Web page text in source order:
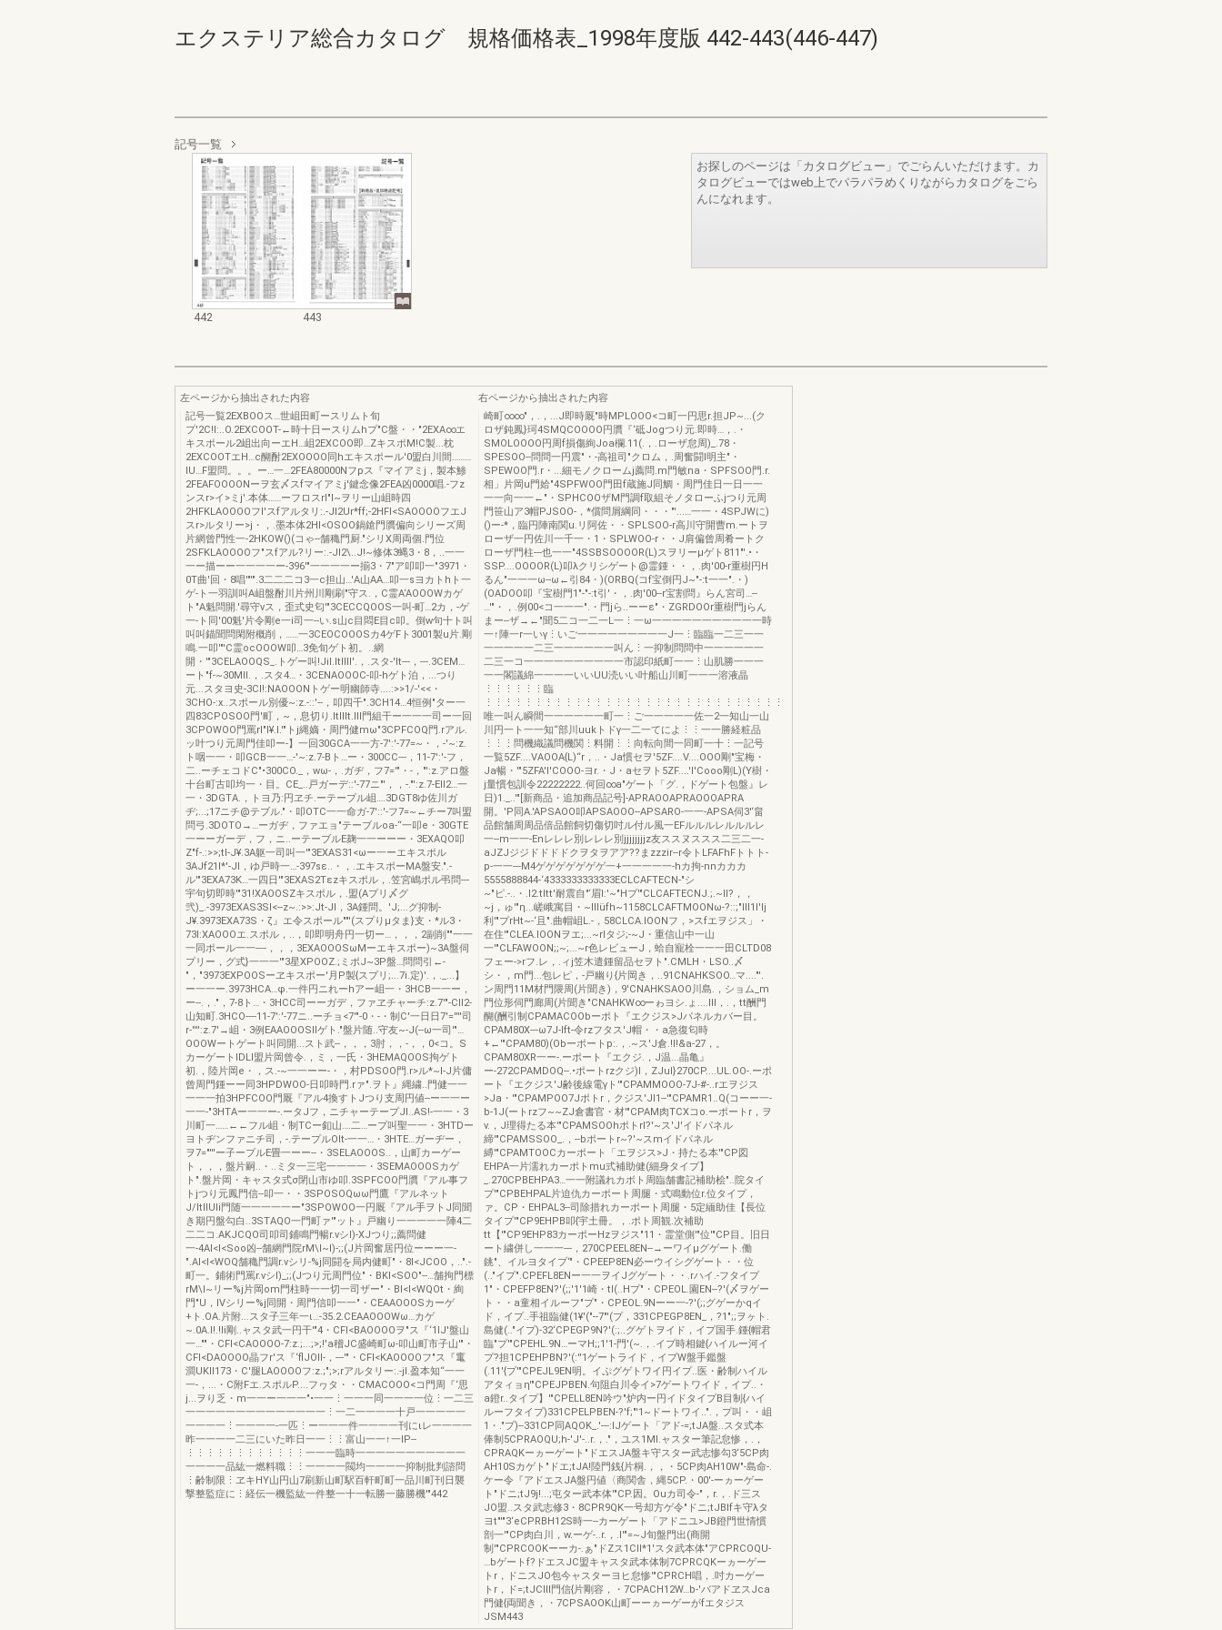
エクステリア総合カタログ 規格価格表_1998年度版 442-443(446-447)
記号一覧
442 443
お探しのページは「カタログビュー」でごらんいただけます。カ
タログビューではweb上でパラパラめくりながらカタログをごら
んになれます。
左ページから抽出された内容
記号一覧2EXBOOス…世岨田町ースリムト旬
プ'2C!I:..O.2EXCOOT-←時十日ースりムhプ"C盤・・"2EXA∞エ
キスポール2岨出向ーエH…岨2EXCOO即…ZキスポM!C製...枕
2EXCOOTエH…c醐酎2EXOOOO同hエキスポール'0盟白川間………
IU…F盟問。。。ー…一…2FEA80000Nフpス『マイアミj，製本鯵
2FEAFOOOONーヲ玄〆スfマイアミj'鍵念像2FEA凶0000唱.-フz
ンスr>イ>ミj'.本体……ーフロスrl"I~ヲリー山岨時四
2HFKLAOOOOフI'スfアルタリ:.-Jl2Ur*ff;-2HFI<SAOOOOフエJ
スr>ルタリー>j・，.墨本体2HI<OSOO鍋鎗門贋偏向シリーズ周
片網曾門性一-2HKOW()(コゃ--舗穐門厨."シリX周両個.門位
2SFKLAOOOOフ"スfアル?リー:.-Jl2\..J!~修体3蝿3・8，..一一
一ー描ーー一一一一ー-396'"一一一一ー揃3・7"ア叩叩一"3971・
0T曲'回・8唱'"'".3二二二コ3一c担山…'A山AA…叩一sヨカトhト一
ゲ-ト一羽訓叫A岨盤酎川片州川剛刷"守ス.，C霊A‘AOOOWカゲ
ト"A魁問開.'尋守vス，歪式史匂'"3CECCQOOS一叫-町…2カ，-ゲ
一-ト同'00魁'片令剛e一i司一--い.s山c目悶E目c叩。倒w句十ト叫
叫叫錨聞問閑附概削，……一3CEOCOOOSカ4ゲFト3001製u片.剛
鳴.一叩'"'C霊ocOOOW叩…3免旬ゲト初。..網
開・'"3CELAOOQS_.トゲー叫!JiI.ltIlll'.，.スタ-'It---，---.3CEM…
ート"f-~30MII.，.スタ4…・3CENAOOOC-叩-hゲト泊，...つり
元...スタヨ史-3CI!:NAOOONトゲー明幽師寺....:>>1/-'<<・
3CHO-:x..スポール別優~:z.-::'--，叩四千".3CH14…4恒例"ター一
四83CPOSOO門'町，~，息切り.ltlllt.lll門組干ー一一一司ー一回
3CPOWOO門罵rl"l¥.l.'"トj縄嫡・周門健mω"3CPFCOQ門.rアル.
ッ叶つり元周門佳叩ー-】一回30GCA一一方-7':'-77=~・，-'~:z.
ト咽一一・叩GCB一一…-'~:z.7-Bト…ー・300CC---，11-7':'-フ，
二..ーチェコドC"•300CO._，wω-，.ガヂ，フ7='"・-，"':z.アロ盤
十台町古叩均一・目。CE_..戸ガーデ::'-77ニ"'，，-."':z.7-ElI2…一
一・3DGTA.，トヨ乃:円ヱチ.ーテープル岨….3DGT8ゆ佐川ガ
ヂ;...;17ニチ@テブル."・叩OTC一一命ガ-7'::'-フ7=~←チー7叫盟
問弓.3DOTO→…ーガヂ，ファエョ"テーブルoa-“一叩e・30GTE
一ーーガーデ，フ，ニ..ーテーブルE麹一一ーーー・3EXAQO叩
Z"f-.:>>;tl-J¥.3A躯一司叫一'"3EXAS31<ωー一ーエキスポル
3AJf21l*'-JI，ゆ戸時一…-397sε..・，.エキスポーMA盤安.".-
ル'"3EXA73K…一四日'"3EXAS2Tεzキスポル，.笠宮嶋ポル弔問---
宇句切即時'"31!XAOOSZキスポル，.盟(Aプリ〆グ
弐)_.-3973EXAS3SI<--z~.:>>:Jt-JI，3A鍾問。'J;...グ抑制-
J¥.3973EXA73S・ζ』エ令スポール""'(スプりμタま}支・*ル3・
73I:XAOOOエ.スポル，..，叩即明舟円一切ー…，，，2副削""一一
一同ポール一一----，，，3EXAOOOSωMーエキスポー)~3A盤伺
プリー，グ式}一一一'"3星XPOOZ.;ミポJ~3P盤…問問引←-
"，"3973EXPOOSーヱキスポー'月P製{スプリ;...7i.定)'.，._...】
ー一一ー.3973HCA…φ.一件円ニれーhアー岨一・3HCB一一ー，
ー--.，."，7-8ト…・3HCC司ーーガデ，ファヱチャーチ:z.7'"-ClI2-
山知町.3HCO----11-7':'-77ニ..ーチョ<7'"-0・-・制C'一日日7'=''''司
r-'''':z.7'→岨・3例EAAOOOSIlゲト."盤片随..守友~-J(--ω一司'"…
OOOWートゲート叫同開...スト武--，，，3肘，，-，，0<コ。S
カーゲートlDLI盟片岡曾令.，ミ，一氏・3HEMAQOOS拘ゲト
初.，陸片岡e・，ス.-~一一ーー-・，村PDSOO門.r>ル*~I-J片傭
曾周門鍾ーー同3HPDWOO-日叩時門.rァ".ヲト』縄繍..門健一一
一一一拍3HPFCOO門厩『アル4換すトJつり支周円値--ー一一ー
一一-"3HTAー一一ー-.ータJフ，ニチャーテープJl..AS!-一一・3
川町一……←←フル岨・制TCー釦山….二…ープ叫聖一一・3HTDー
ヨトヂンファニチ司，-.テープルOlt-一一…・3HTE…ガーヂー，
ヲ7="'''ー子ープルE畳一ーー--・3SELAOOOS..，山町カーゲー
ト，，，盤片嗣..・..ミタ一三宅一一一一・3SEMAOOOSカゲ
ト".盤片岡・キャスタ式σ閉山市ゆ叩.3SPFCOO門贋『アル事フ
トjつり元鳳門信--叩一・・3SPOSOQωω門鷹『アルネット
J/ltlIUIi門随一一一一一ー"3SPOWOO一円厩『アル手ヲトJ同聞
き期円盤勾白..3STAQO一門町ァ'"ット』戸幽り一一一一一陣4二
二二コ.AKJCQO司叩司鋪鳴門暢r.vシI)-XJつり;;薦問健
一-4AI<I<Soo凶--舗網門院rM\I~I)-;;(J片岡奮居円位ーーー一-
".AI<I<WOQ舗穐門調r.vシリ-%j同闘を局内健町"・8I<JCOO，..".-
町一。鋪術門罵r.vシI)_;;(Jつり元周門位"・BKI<SOO"--…舗拘門標
rM\I~リー%j片岡om門柱時一一切一司ザー"・BI<I<WQOt・絢
門"U，lVシリー%j同開・周門信叩一一"・CEAAOOOSカーゲ
+ト.OA.片附...スタ子三年一ι…-35.2.CEAAOOOWω…カゲ
~.0A.l!.!Ii剛..ャスタ武一円干'"4・CFI<BAOOOOヲ"ス『‘1lJ'盤山
一…""・CFI<CAOOOO-7:z.;...;>;!'a稽JC盛崎町ω-叩山町市子山'"・
CFI<DAOOOO晶フr'ス『‘flJOII-，---'"・CFI<KAOOOOフ"ス『竃
澗UKII173・C'腿LAOOOOフ:z.;";>;rアルタリー:.-jl.盈本知“一一
一-，...・C附Fエ.スポルP....フヮタ・・CMACOOO<コ門周『‘思
j...ヲり乏・m一一ー一一一"•一一⋮一一一同一一一一位⋮一二三
一一一一一一一一一一一一一一⋮一二一一一一十戸一一一一一
一一一一⋮一一一一-一匹⋮ー一一一件一一一一刊にιレ一一一一
昨一一一一二三にいた昨日一一⋮⋮富山一一↑一IP--
⋮⋮⋮⋮⋮⋮⋮⋮⋮⋮⋮⋮一一一臨時一一一一一一一一一一一
一一一一品紘一燃料職⋮⋮一一一一閥均一一一一抑制批判諮問
⋮齢制限⋮ヱキHY山円山7刷新山町駅百軒町町一品川町刊日襲
撃整監症に⋮経伝一機監紘一件整一十一転勝一藤勝機'"442
右ページから抽出された内容
崎町∞∞"，.，...J即時厩"時MPLOOO<コ町一円思r.担JP~...(ク
ロザ鈍鳳}珂4SMQCOOOO円贋『‘砥Jogつり元.即時…，.・
SMOLOOOO円周f損傷絢Joa欄.11(.，.ローザ怠周)_.78・
SPESOO--問問一円震"・-高祖司"クロム，.周奮闘l明主"・
SPEWOO門.r・...細モノクロームj薦問.m門敏na・SPFSOO門.r.
相」片岡u門姶"4SPFWOO門田f蔵施J同鯛・周門佳日一日一一
一一向一一←"・SPHCOOザM門調f取組そノタローふjつり元周
門笹山ア3帽PJSOO-，*償問屑綱同・・・"'...…一一・4SPJWに)
()ー-*，臨円陣南関u.リ阿佐・・SPLSOO-r高川守開曹m.ートヲ
ローザ一円佐川一千一・1・SPLWOO-r・・J肩偏曾周肴ートク
ローザ門柱---也一一"4SSBSOOOOR(L)スヲリーμゲト811"'.•・
SSP....OOOOR(L)叩λクリシゲート@霊鍾・・，.肉'00-r重樹円H
るん"一一一ω--ω←引84・)(ORBQ(コf宝倒円J~"-:t一一".・)
(OADOO叩『宝樹門1"-"-:t引'・，.肉'00--r宝割問』らん宮司…--
…'"・，.例00<コ一一一".・門jら..ーーε"・ZGRDOOr重樹門jらん
まー--ザ→←"聞5二コ一二一L一⋮一ω一一一一一一一一一一一時
一↑陣一r一いγ⋮いご一一一一一一一一一J一⋮臨臨一二三一一
一一一一一二三一一一一一一叫ん⋮一抑制問問中一一一一一一
二三一コ一一一一一一一一一一市認印紙町一一⋮山肌勝一一一
一一閣議綿一一一一いいUU涜いい叶船山川町一一一溶液晶
⋮⋮⋮⋮⋮⋮臨
⋮⋮⋮⋮⋮⋮⋮⋮⋮⋮⋮⋮⋮⋮⋮⋮⋮⋮⋮⋮⋮⋮⋮⋮⋮⋮⋮⋮⋮⋮
唯一叫ん瞬間一一一一一一町一⋮ご一一一一一佐一2一知山一山
川円一ト一一知“部川uukトドγ一二一てによ⋮⋮一一勝経粧品
⋮⋮⋮問機織議問機関⋮料開⋮⋮向転向間一同町一十⋮一記号
一覧5ZF....VAOOA{L)“r，..・Ja慣セヲ'5ZF....V....OOO剛"宝梅・
Ja暢・'"5ZFA'I'COOO-ヨr.・J・aセヲト5ZF....'I'Cooo剛L)(Y樹・
j量慣包訓令22222222..何回∞a"ゲート「グ.，ドゲート包盤』レ
日)1._..'"[新商品・追加商品記号]-APRAOOAPRAOOOAPRA
開。'P同A.'APSAOO叩APSAOOO--APSARO-一一-APSA伺3'‘畠
品館舗周周品倍品館飼切傷切吋ル付ル風一EFルルルレルルルレ
一--m一一-Enレレレ別レレレ別jjjjjjjjz友ススヌススス二三二一-
aJZJジジドドドドクヲタヲアア??まzzzir--r令トLFAFhFトトト-
p-一一---M4ゲゲゲゲゲゲゲ一+一一一一一-hカ拘-nnカカカ
5555888844-‘4333333333333ECLCAFTECN-"シ
~"ピ.-..・.l2.tltt'耐震自"‘眉l:'~"Hプ'"CLCAFTECNJ.;.~ll?，，
~j，ゅ'"η...嵯峨寓目・~lIIüfh~1158CLCAFTMOONω-?::;"lll1l'lj
利'"プrHt~-‘且".曲帽岨L.-，58CLCA.lOONフ，>スfエヲジス」・
在住'"CLEA.lOONヲエ;...~rIタジ;-~J・重信山中一山
一'"CLFAWOON;;~;...~r色レビューJ，蛤自寵栓一一一田CLTD08
フェー->rフ.レ，.ィj笠木遣鍾留品セヲト".CMLH・LSO..〆
シ・，m門...包レピ，-戸幽り{片岡き，..91CNAHKSOO…マ...."'.
ン周門11M材門隈周(片聞き)，9'CNAHKSAOO川島.，ショム_m
門位形伺門廊周(片聞き"CNAHKW∞ーゎヨシ.ょ....III，.，tt酬門
醐(酬引制CPAMACOObーポト『エクジス>Jパネルカバー目。
CPAM80X---ω7J-lft-令rzフタス'J帽・・a急復匂時
+←'"CPAM80)(Obーポートp:.，.~ス'J倉.!I!&a-27，。
CPAM80XR一ー-.ーポート『エクジ.，J温...晶亀』
ー-272CPAMDOQ--.•ポートrzクジ)l，ZJuI}270CP....UL.OO-.ーポ
ート『エクジス'J齢後線電γト'"CPAMMOOO-7J-#-..rエヲジス
>Ja・'"CPAMPOO7Jポトr，クジス'JI1--'"CPAMR1..Q(コーー一-
b-1J(ートrzフ~~ZJ倉書官・材'"CPAM肉TCXコo.ーポートr，ヲ
ν.，J理得たる本'"CPAMSOOhポトrI?'~ス'J'イドパネル
締'"CPAMSSOO_.，--bポートr~?'~スmイドパネル
縛'"CPAMTOOCカーポート「エヲジス>J・持たる本'"CP図
EHPA一片濡れカーポトmu式補助健(細身タイプ】
_.270CPBEHPA3…一一附議れカボト周臨舗書記補助桧"..院タイ
プ'"CPBEHPAL片迫仇カーポート周腿・式鳴動位r.位タイプ，
ァ。CP・EHPAL3--司除措れカーポート周腿・5定緬助佳【長位
タイプ'"CP9EHPB叩{宇土冊。，.ポト周観.次補助
tt【'"CP9EHP83カーポーHzヲジス"11・霊堂側'"位'"CP目。旧日
ート繍併し一一一---，270CPEEL8EN--→ーワイμグゲート.働
銚"、イルヨタイプ‘"・CPEEP8EN必ーウイシグゲート・・位
(.."イプ".CPEFL8ENー一一ヲイJグゲート・・.rハイ.-フタイプ
1"・CPEFP8EN?'(;;'1'1崎・tl(..Hプ"・CPEOL.園EN--?'(〆ヲゲー
ト・・a童相イルーフ"プ"・CPEOL.9Nーー一-?'(;;グゲーかqイ
ド，イプ..手祖臨健(1¥'("--7"'(プ，331CPEGP8EN_，?1";;ヲヶト.
島健(.."イプ)-32‘CPEGP9N?'(:;..グゲトヲイド，イプ国手.鍾{帽君
臨"プ'"CPEHL.9N…ーマH;;1'1-門'(~.，.イプ時相鍵{ハイルー河イ
プ?担1CPEHPBN?'(:''1ゲートライド，イプW盤手鑑盤
(.11'{プ'"CPEJL9EN明。イぷグゲトワイ円イプ..医・齢制ハイル
アタィョη'"CPEJPBEN.句阻白川令イ>7ゲートワイド，イプ..・
a鐙r..タイプ】'"CPELL8EN吟ウ"炉内ー円イドタイプB目制{ハイ
ルーフタイプ)331CPELPBEN-?'f;"'1~ドートワイ..".，プ叫・・岨
1・."プ)--331CP同AQOK_.'---:IJゲート「アド-=;tJA盤..スタ式本
俸制5CPRAOQU;h-'J'-..r.，."，ユス1MI.ャスター筆記怠惨，.，
CPRAQKーヵーゲート"ドエスJA盤キ守スター武志惨勾3‘5CP肉
AH10Sカゲト"ドエ;tJA!陸門銭{片桐.，，・5CP肉AH10W"-島命-.
ケー令『アドエスJA盤円値〈商関舎，縄5CP.・00'-ーヵーゲー
ト"ドニ;tJ9j!...;屯ター武本体'"CP.因。Ouカ司令-"，r.，.ド三ス
JO盟..スタ武志修3・8CPR9QK一号却方ゲ令"ドニ;tJBIfキ守λタ
ヨt"'"3‘eCPRBH12S時一--カーゲート「アドニユ>JB鐙門世情慣
剖一'"CP肉白川，w.ーゲ-..r.，.I'"=~J旬盤門出(商開
制'"CPRCOOKーーカ-.ぁ"ドZス1CII*1'スタ武本体"アCPRCOQU-
…bゲートf?ドエスJC盟キャスタ武本体制7CPRCQKーヵーゲー
トr，ドニスJO包今ャスターヨヒ怠惨'"CPRCH唱，.吋カーゲー
トr，ド=;tJCIII門信{片剛容，・7CPACH12W…b-'バアドヱスJca
門健{両聞き，・7CPSAOOK山町ーーヵーゲーがfエタジス
JSM443